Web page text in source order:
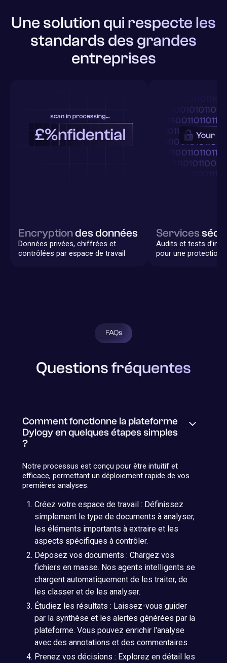
Une solution qui respecte les
standards des grandes
entreprises
Encryptiondes données
Données privées, chiffrées et
contrôlées par espace de travail
Services
Audits et tests
pour une protection
FAQs
Questions fréquentes
Comment fonctionne la plateforme
Dylogy en quelques étapes simples
?
Notre processus est conçu pour être intuitif et
efficace, permettant un déploiement rapide de vos
premières analyses.
Créez votre espace de travail : Définissez
simplement le type de documents à analyser,
les éléments importants à extraire et les
aspects spécifiques à contrôler.
Déposez vos documents : Chargez vos
fichiers en masse. Nos agents intelligents se
chargent automatiquement de les traiter, de
les classer et de les analyser.
Étudiez les résultats : Laissez-vous guider
par la synthèse et les alertes générées par la
plateforme. Vous pouvez enrichir l'analyse
avec des annotations et des commentaires.
Prenez vos décisions : Explorez en détail les